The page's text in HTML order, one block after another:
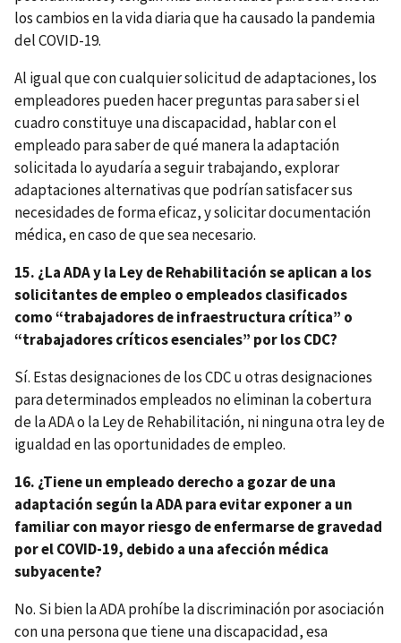
los cambios en la vida diaria que ha causado la pandemia
del COVID-19.
Al igual que con cualquier solicitud de adaptaciones, los
empleadores pueden hacer preguntas para saber si el
cuadro constituye una discapacidad, hablar con el
empleado para saber de qué manera la adaptación
solicitada lo ayudaría a seguir trabajando, explorar
adaptaciones alternativas que podrían satisfacer sus
necesidades de forma eficaz, y solicitar documentación
médica, en caso de que sea necesario.
15. ¿La ADA y la Ley de Rehabilitación se aplican a los
solicitantes de empleo o empleados clasificados
como “trabajadores de infraestructura crítica” o
“trabajadores críticos esenciales” por los CDC?
Sí. Estas designaciones de los CDC u otras designaciones
para determinados empleados no eliminan la cobertura
de la ADA o la Ley de Rehabilitación, ni ninguna otra ley de
igualdad en las oportunidades de empleo.
16. ¿Tiene un empleado derecho a gozar de una
adaptación según la ADA para evitar exponer a un
familiar con mayor riesgo de enfermarse de gravedad
por el COVID-19, debido a una afección médica
subyacente?
No. Si bien la ADA prohíbe la discriminación por asociación
con una persona que tiene una discapacidad, esa